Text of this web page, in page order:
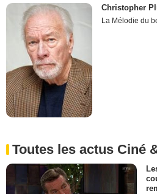
Christopher
La Mélodie du
Toutes les actus Ciné